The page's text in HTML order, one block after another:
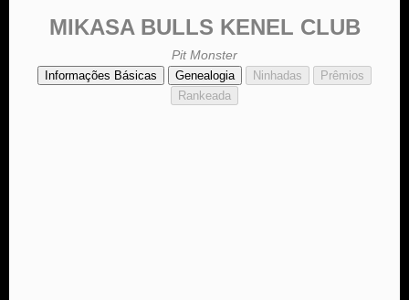
MIKASA BULLS KENEL CLUB
Pit Monster
Informações Básicas Genealogia Ninhadas
Prêmios
Rankeada